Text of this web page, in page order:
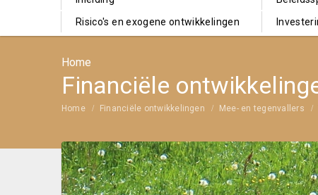
Risico's en exogene ontwikkelingen
Home
Financiële
Home Financiële ontwikkelingen Mee- en tegenvallers